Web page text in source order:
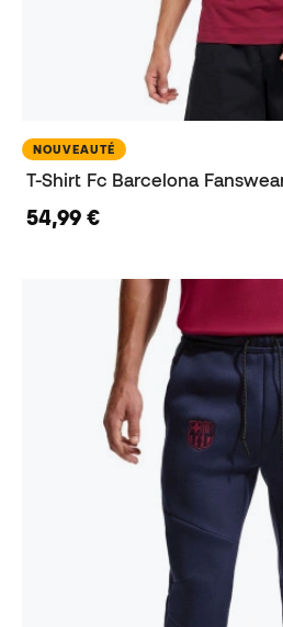
NOUVEAUTÉ
T-Shirt Fc Barcelona
54,99 €